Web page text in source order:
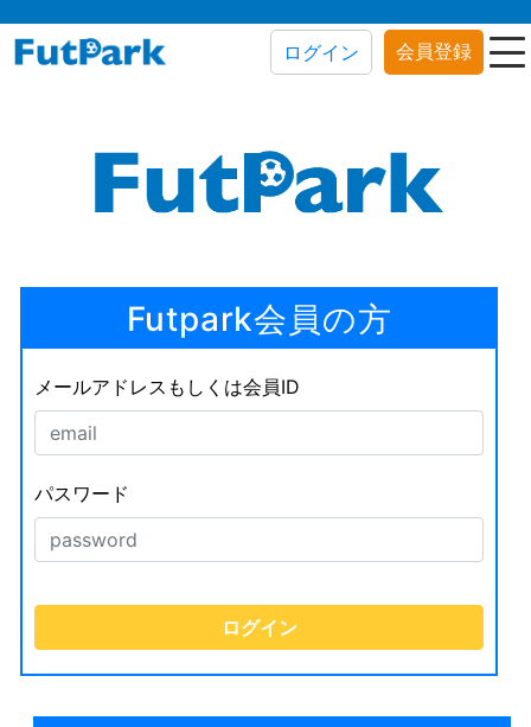
ログイン 会員登録
Futpark会員の方
メールアドレスもしくは会員ID
パスワード